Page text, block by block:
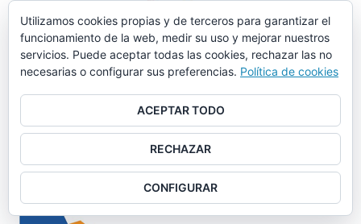
MÁS DE 150 CURSOS EN AULA MENTOR CASARICHE
Utilizamos cookies propias y de terceros para garantizar el
funcionamiento de la web, medir su uso y mejorar nuestros
servicios. Puede aceptar todas las cookies, rechazar las no
necesarias o configurar sus preferencias. Política de cookies
ACEPTAR TODO
RECHAZAR
CONFIGURAR